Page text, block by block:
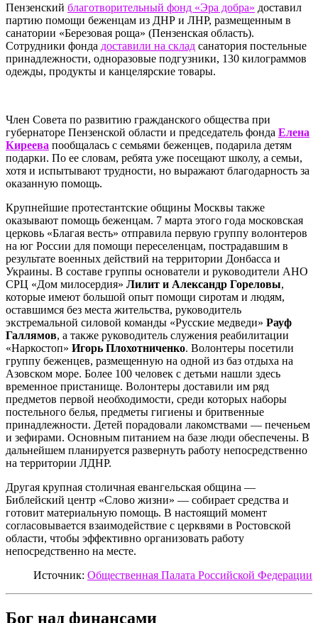
Пензенский благотворительный фонд «Эра добра» доставил
партию помощи беженцам из ДНР и ЛНР, размещенным в
санатории «Березовая роща» (Пензенская область).
Сотрудники фонда доставили на склад санатория постельные
принадлежности, одноразовые подгузники, 130 килограммов
одежды, продукты и канцелярские товары.
Член Совета по развитию гражданского общества при
губернаторе Пензенской области и председатель фонда Елена
Киреева пообщалась с семьями беженцев, подарила детям
подарки. По ее словам, ребята уже посещают школу, а семьи,
хотя и испытывают трудности, но выражают благодарность за
оказанную помощь.
Крупнейшие протестантские общины Москвы также
оказывают помощь беженцам. 7 марта этого года московская
церковь «Благая весть» отправила первую группу волонтеров
на юг России для помощи переселенцам, пострадавшим в
результате военных действий на территории Донбасса и
Украины. В составе группы основатели и руководители АНО
СРЦ «Дом милосердия» Лилит и Александр Гореловы,
которые имеют большой опыт помощи сиротам и людям,
оставшимся без места жительства, руководитель
экстремальной силовой команды «Русские медведи» Рауф
Галлямов, а также руководитель служения реабилитации
«Наркостоп» Игорь Плохотниченко. Волонтеры посетили
группу беженцев, размещенную на одной из баз отдыха на
Азовском море. Более 100 человек с детьми нашли здесь
временное пристанище. Волонтеры доставили им ряд
предметов первой необходимости, среди которых наборы
постельного белья, предметы гигиены и бритвенные
принадлежности. Детей порадовали лакомствами — печеньем
и зефирами. Основным питанием на базе люди обеспечены. В
дальнейшем планируется развернуть работу непосредственно
на территории ЛДНР.
Другая крупная столичная евангельская община —
Библейский центр «Слово жизни» — собирает средства и
готовит материальную помощь. В настоящий момент
согласовывается взаимодействие с церквями в Ростовской
области, чтобы эффективно организовать работу
непосредственно на месте.
Источник: Общественная Палата Российской Федерации
Бог над финансами